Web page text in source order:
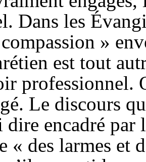
Dans les
»
est tout
professionnel.
Le discours
encadré par
« des larmes et